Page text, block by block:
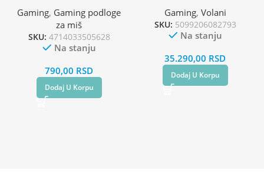
Gaming, Gaming podloge
za miš
SKU: 4714033505628
Na stanju
790,00 RSD
Dodaj U Korpu
Gaming, Volani
SKU: 5099206082793
Na stanju
35.290,00 RSD
Dodaj U Korpu